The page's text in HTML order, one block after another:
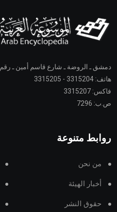
دمشق ـ الروضة ـ شارع قاسم أمين ـ رقم 39
هاتف: 3315204 - 3315205
فاكس: 3315207
ص.ب: 7296
روابط متنوعة
من نحن
أخبار الهيئة
حقوق النشر